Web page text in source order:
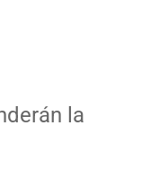
la